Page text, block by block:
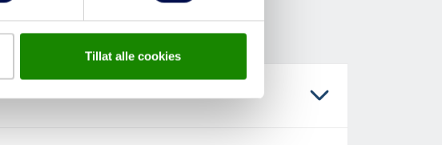
Tillat alle cookies